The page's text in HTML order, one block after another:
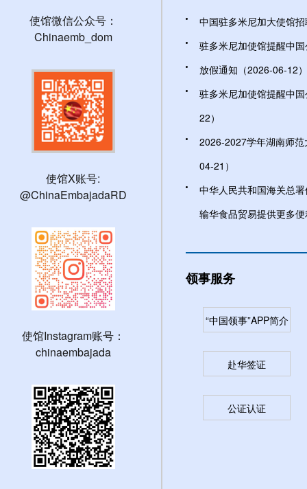
使馆微信公众号：
Chinaemb_dom
使馆X账号:
@ChinaEmbajadaRD
使馆Instagram账号：
chinaembajada
中国驻多米尼加大使馆
驻多米尼加使馆提醒中
放假通知（2026-06-12）
驻多米尼加使馆提醒中
22）
2026-2027学年湖南师范
04-21）
中华人民共和国海关总
输华食品贸易提供更多
领事服务
“中国领事”APP简介
赴华签证
公证认证